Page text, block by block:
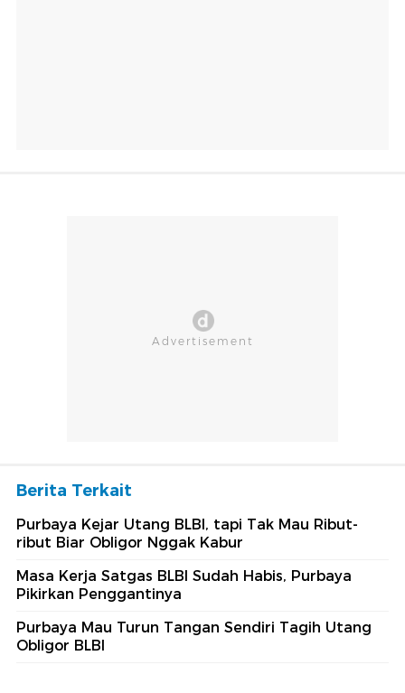
Berita Terkait
Purbaya Kejar Utang BLBI, tapi Tak Mau Ribut-
ribut Biar Obligor Nggak Kabur
Masa Kerja Satgas BLBI Sudah Habis, Purbaya
Pikirkan Penggantinya
Purbaya Mau Turun Tangan Sendiri Tagih Utang
Obligor BLBI